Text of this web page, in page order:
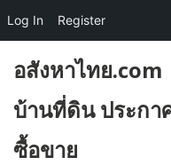
content
อสังหาไทย.com
บ้านที่ดิน ประกา
ซื้อขาย
Log In Register